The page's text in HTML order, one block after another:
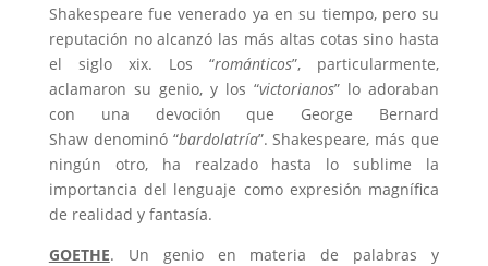
Shakespeare fue venerado ya en su tiempo, pero su
reputación no alcanzó las más altas cotas sino hasta
el siglo xix. Los “románticos”, particularmente,
aclamaron su genio, y los “victorianos” lo adoraban
con una devoción que George Bernard
Shaw denominó “bardolatría”. Shakespeare, más que
ningún otro, ha realzado hasta lo sublime la
importancia del lenguaje como expresión magnífica
de realidad y fantasía.
GOETHE. Un genio en materia de palabras y